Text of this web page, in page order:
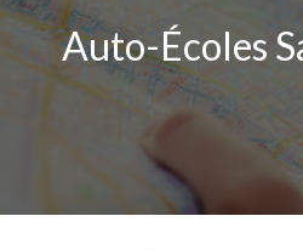
Auto-Écoles